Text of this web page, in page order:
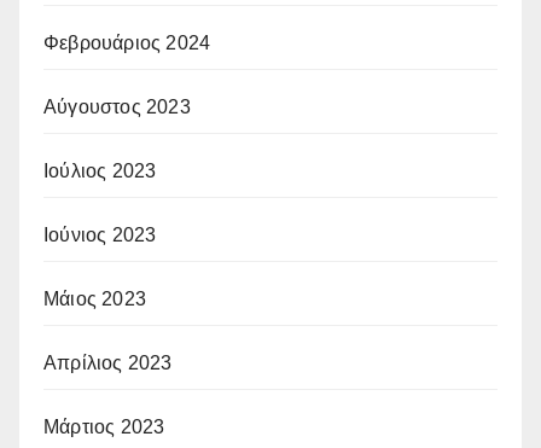
Φεβρουάριος 2024
Αύγουστος 2023
Ιούλιος 2023
Ιούνιος 2023
Μάιος 2023
Απρίλιος 2023
Μάρτιος 2023